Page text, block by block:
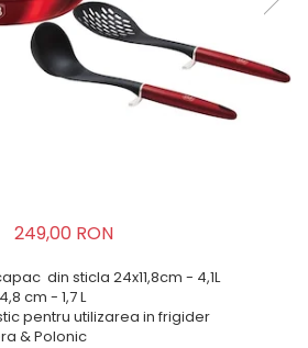
249,00 RON
din sticla 24x11,8cm - 4,1L
cm - 1,7 L
pentru utilizarea in frigider
& Polonic